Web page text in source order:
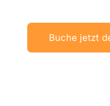
Buche jetzt